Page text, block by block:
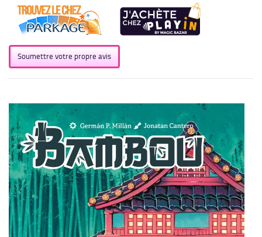
Soumettre votre propre avis